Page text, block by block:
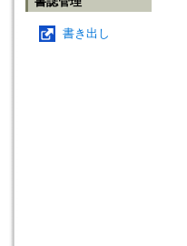
書き出し